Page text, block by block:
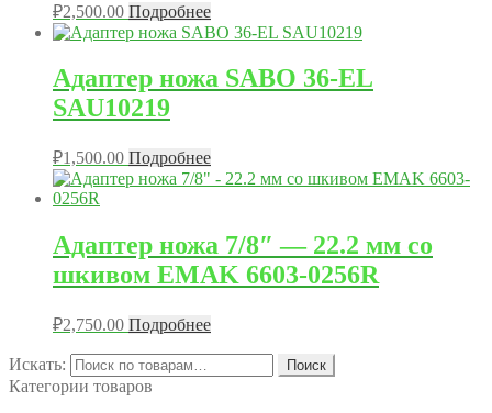
₽2,500.00 Подробнее
Адаптер ножа SABO 36-EL
SAU10219
₽1,500.00 Подробнее
Адаптер ножа 7/8″ — 22.2 мм со
шкивом EMAK 6603-0256R
₽2,750.00 Подробнее
Искать: Поиск
Категории товаров